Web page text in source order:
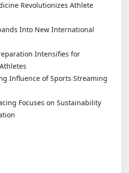
Revolutionizes Athlete
Into New International
Intensifies for
Influence of Sports Streaming
Focuses on Sustainability